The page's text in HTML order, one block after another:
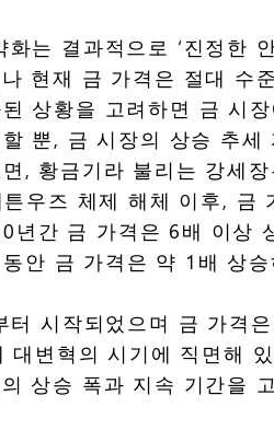
는 결과적으로 ‘진정한
현재 금 가격은 절대 수
상황을 고려하면 금 시
뿐, 금 시장의 상승 추
, 황금기라 불리는 강세
우즈 체제 해체 이후, 금
년간 금 가격은 6배 이상
안 금 가격은 약 1배 상승
시작되었으며 금 가격
변혁의 시기에 직면해
상승 폭과 지속 기간을